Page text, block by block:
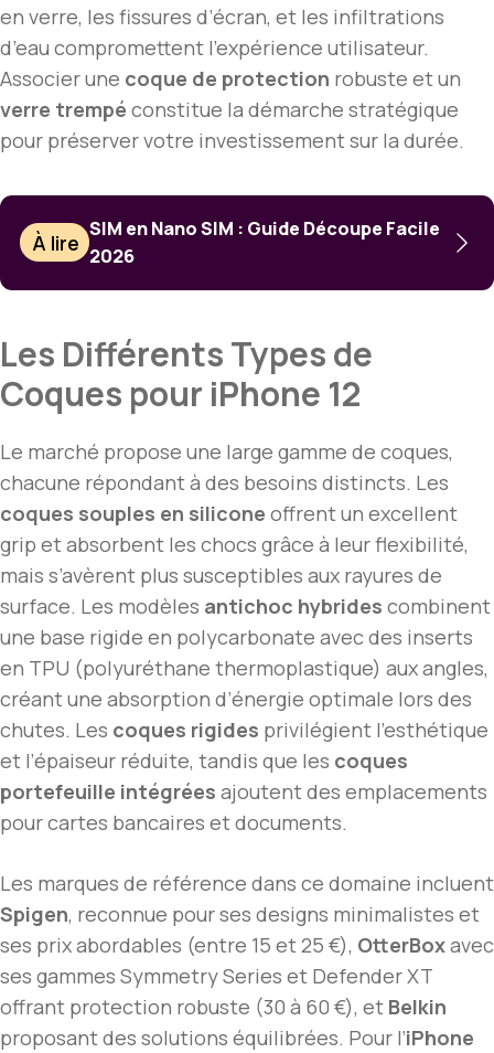
en verre, les fissures d’écran, et les infiltrations
d’eau compromettent l’expérience utilisateur.
Associer une coque de protection robuste et un
verre trempé constitue la démarche stratégique
pour préserver votre investissement sur la durée.
À lire
SIM en Nano SIM : Guide Découpe Facile
2026
Les Différents Types de
Coques pour iPhone 12
Le marché propose une large gamme de coques,
chacune répondant à des besoins distincts. Les
coques souples en silicone offrent un excellent
grip et absorbent les chocs grâce à leur flexibilité,
mais s’avèrent plus susceptibles aux rayures de
surface. Les modèles antichoc hybrides combinent
une base rigide en polycarbonate avec des inserts
en TPU (polyuréthane thermoplastique) aux angles,
créant une absorption d’énergie optimale lors des
chutes. Les coques rigides privilégient l’esthétique
et l’épaiseur réduite, tandis que les coques
portefeuille intégrées ajoutent des emplacements
pour cartes bancaires et documents.
Les marques de référence dans ce domaine incluent
Spigen, reconnue pour ses designs minimalistes et
ses prix abordables (entre 15 et 25 €), OtterBoxavec
ses gammes Symmetry Series et Defender XT
offrant protection robuste (30 à 60 €), et Belkin
proposant des solutions équilibrées. Pour l’iPhone